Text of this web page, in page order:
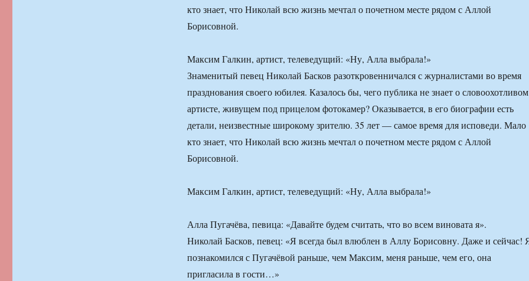
кто знает, что Николай всю жизнь мечтал о почетном месте рядом с Аллой
Борисовной.
Максим Галкин, артист, телеведущий: «Ну, Алла выбрала!»
Знаменитый певец Николай Басков разоткровенничался с журналистами во время
празднования своего юбилея. Казалось бы, чего публика не знает о словоохотливом
артисте, живущем под прицелом фотокамер? Оказывается, в его биографии есть
детали, неизвестные широкому зрителю. 35 лет — самое время для исповеди. Мало
кто знает, что Николай всю жизнь мечтал о почетном месте рядом с Аллой
Борисовной.
Максим Галкин, артист, телеведущий: «Ну, Алла выбрала!»
Алла Пугачёва, певица: «Давайте будем считать, что во всем виновата я».
Николай Басков, певец: «Я всегда был влюблен в Аллу Борисовну. Даже и сейчас!
познакомился с Пугачёвой раньше, чем Максим, меня раньше, чем его, она
пригласила в гости…»